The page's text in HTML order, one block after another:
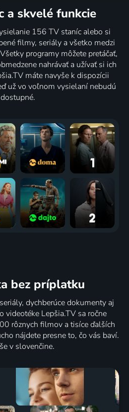
a skvelé funkcie
156 TV staníc alebo si
filmy, seriály a všetko medzi
programy môžete pretáčať,
nahrávať a užívať si ich
máte navyše k dispozícii
už vo voľnom vysielaní nebudú
dostupné.
bez príplatku
dychberúce dokumenty aj
videotéke Lepšia.TV sa ročne
rôznych filmov a tisíce ďalších
nájdete presne to, čo vás baví.
v slovenčine.